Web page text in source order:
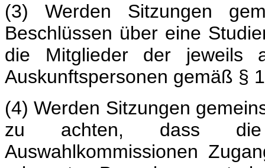
(3) Werden Sitzungen
Beschlüssen über eine
die Mitglieder der jeweils
Auskunftspersonen gemäß §
(4) Werden Sitzungen
zu achten, dass die
Auswahlkommissionen